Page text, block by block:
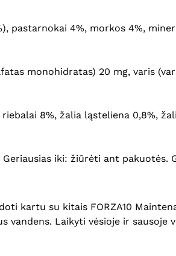
pastarnokai 4%, morkos 4%,
monohidratas) 20 mg, varis
8%, žalia ląsteliena 0,8%,
iki: žiūrėti ant pakuotės.
kartu su kitais FORZA10
Laikyti vėsioje ir